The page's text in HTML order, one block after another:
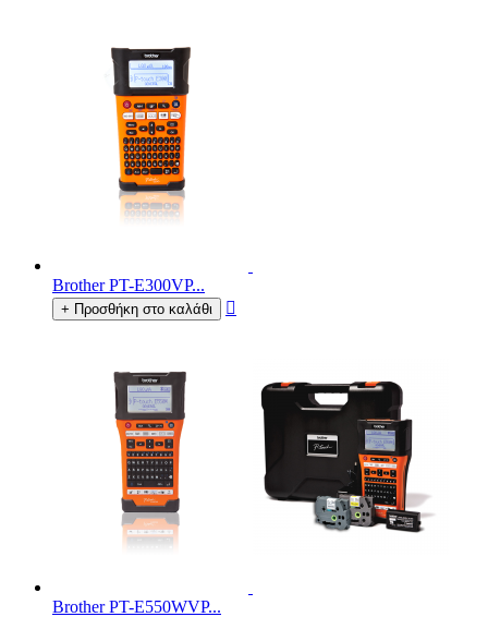
Brother PT-E300VP...
+ Προσθήκη στο καλάθι 
Brother PT-E550WVP...